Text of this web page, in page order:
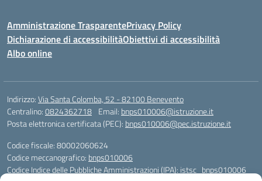
Amministrazione TrasparentePrivacy Policy
Dichiarazione di accessibilitàObiettivi di accessibilità
Albo online
Indirizzo:Via Santa Colomba, 52 - 82100 Benevento
Centralino:0824362718 Email: bnps010006@istruzione.it
Posta elettronica certificata (PEC): bnps010006@pec.istruzione.it
Codice fiscale: 80002060624
Codice meccanografico: bnps010006
Codice Indice delle Pubbliche Amministrazioni (IPA): istsc_bnps010006